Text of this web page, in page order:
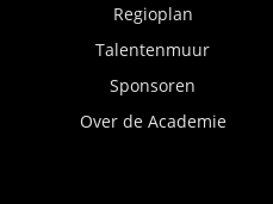
Regioplan
Talentenmuur
Sponsoren
Over de Academie